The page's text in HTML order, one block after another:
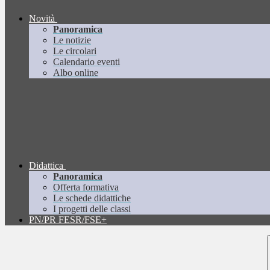
Novità
Panoramica
Le notizie
Le circolari
Calendario eventi
Albo online
Didattica
Panoramica
Offerta formativa
Le schede didattiche
I progetti delle classi
PN/PR FESR/FSE+